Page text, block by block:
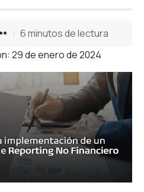
29 de enero de 2024
6 minutos de lectura